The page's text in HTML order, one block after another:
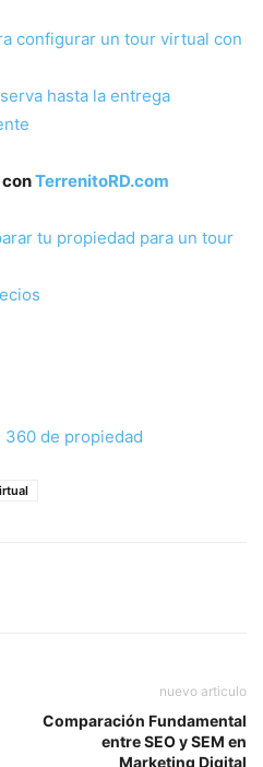
configurar un tour virtual con
hasta la entrega
conTerrenitoRD.com
tu propiedad para un tour
360 de propiedad
nuevo articulo
Comparación Fundamental
entre SEO y SEM en
Marketing Digital